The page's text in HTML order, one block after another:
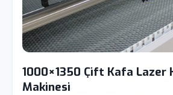
1000×1350 Çift Kafa Lazer
Makinesi